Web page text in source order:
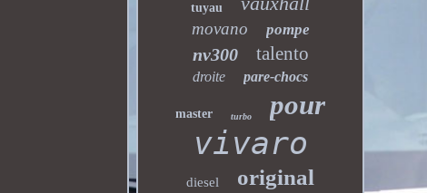
tuyau
movano pompe
nv300 talento
droite pare-chocs
master turbo pour
vivaro
diesel original